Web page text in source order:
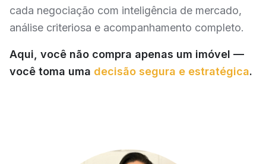
cada negociação com inteligência de mercado,
análise criteriosa e acompanhamento completo.
Aqui, você não compra apenas um imóvel —
você toma uma decisão segura e estratégica.